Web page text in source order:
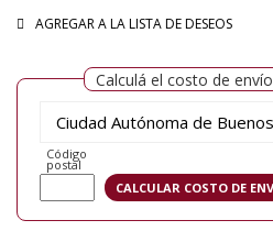
AGREGAR A LA LISTA DE DESEOS
Calculá el costo de envío
Código
postal